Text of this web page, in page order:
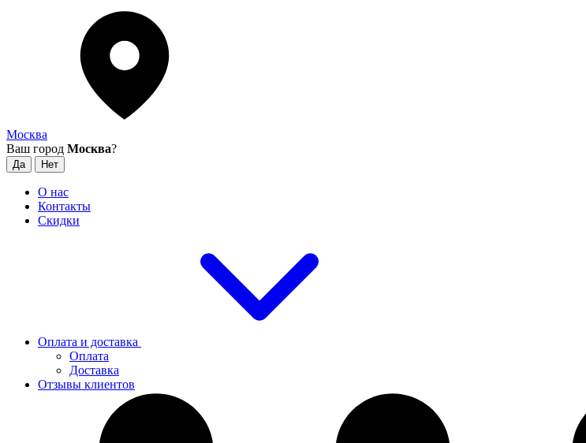
Москва
Ваш город Москва?
О нас
Контакты
Скидки
Оплата и доставка
Оплата
Доставка
Отзывы клиентов